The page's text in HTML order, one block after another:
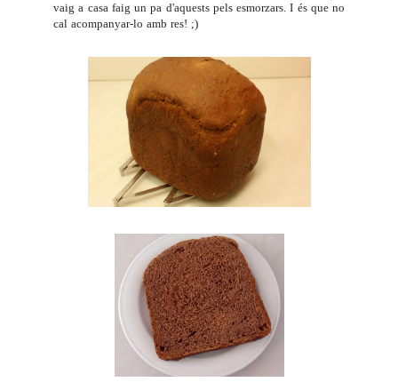
vaig a casa faig un pa d'aquests pels esmorzars. I és que no
cal acompanyar-lo amb res! ;)